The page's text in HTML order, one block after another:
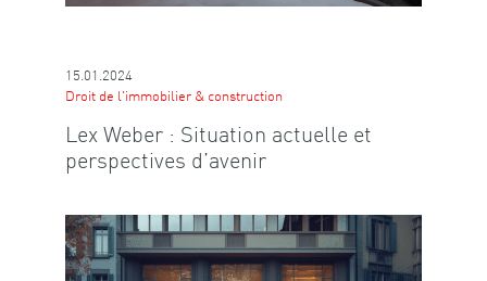
15.01.2024
Droit de l'immobilier & construction
Lex Weber : Situation actuelle et
perspectives d’avenir